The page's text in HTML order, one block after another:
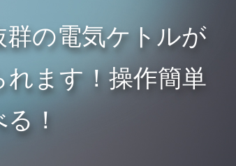
の電気ケトルが
ます！操作簡単
！